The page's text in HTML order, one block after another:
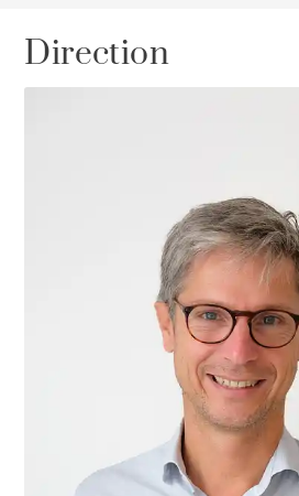
Direction